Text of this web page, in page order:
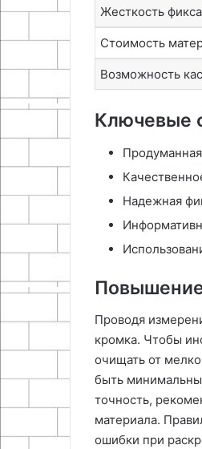
Жесткость
Стоимость
Возможность
Ключевые
Надежная
Проводя
кромка. Чтобы
очищать от
быть
точность,
материала.
ошибки при